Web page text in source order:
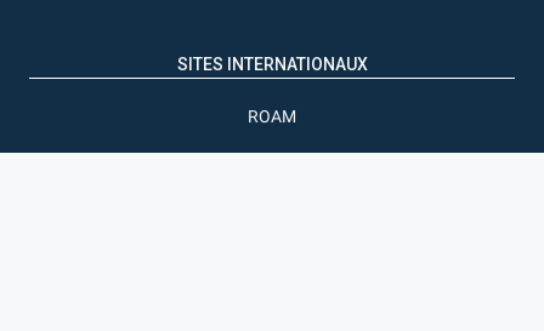
SITES INTERNATIONAUX
ROAM
Pigiame